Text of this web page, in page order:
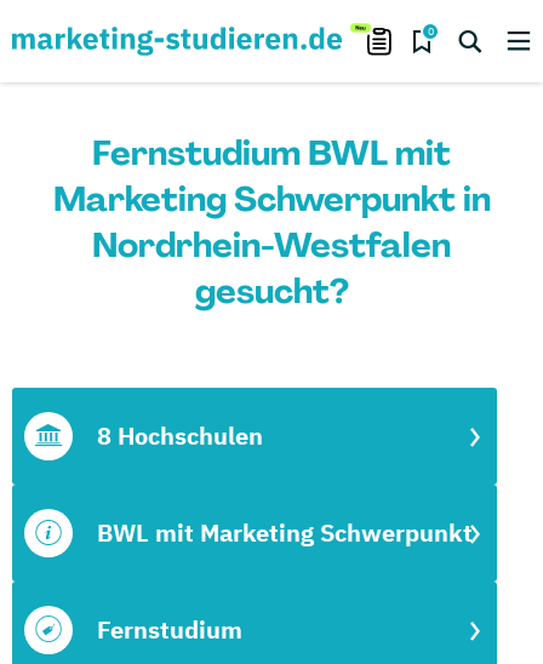
0
Fernstudium BWL mit
Marketing Schwerpunkt in
Nordrhein-Westfalen
gesucht?
Fernstudium
BWL mit Marketing Schwerpunkt
8 Hochschulen